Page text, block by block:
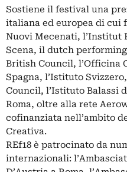
Sostiene il festival una
italiana ed europea di cui
Nuovi Mecenati, l’Institut
Scena, il dutch
British Council, l’Officina
Spagna, l’Istituto
Council, l’Istituto Balassi
Roma, oltre alla rete
cofinanziata nell’ambito
Creativa.
REf18 è patrocinato da
internazionali: